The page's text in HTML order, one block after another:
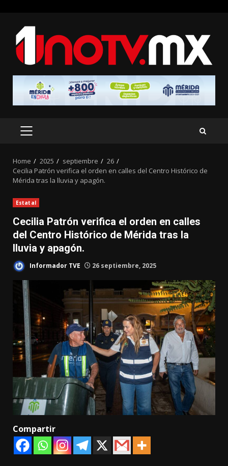
content
PRIMARY
Home 2025 septiembre
26
Cecilia Patrón verifica el orden en calles del Centro Histórico de
Mérida tras la lluvia y apagón.
Estatal
Cecilia Patrón verifica el orden en calles
del Centro Histórico de Mérida tras la
lluvia y apagón.
Informador TVE 26 septiembre, 2025
Compartir